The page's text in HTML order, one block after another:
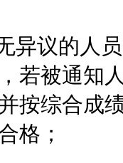
议的人员
若被通知
按综合成
格；